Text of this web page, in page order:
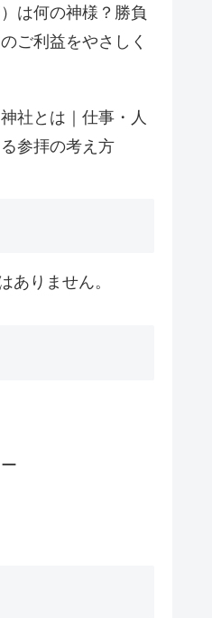
は何の神様？勝負
ご利益をやさしく
社とは｜仕事・人
参拝の考え方
ありません。